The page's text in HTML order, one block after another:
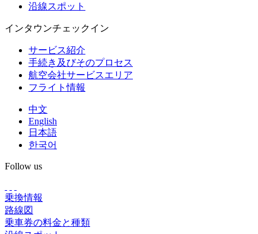
沿線スポット
インタウンチェックイン
サービス紹介
手続き及びそのプロセス
航空会社サービスエリア
フライト情報
中文
English
日本語
한국어
Follow us
乗換情報
路線図
乗車券の料金と種類